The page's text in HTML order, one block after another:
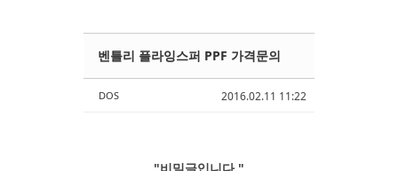
2016.02.11 11:22
벤틀리 플라잉스퍼 PPF 가격문의
DOS
"비밀글입니다."
Sketchbook5, 스케치북5
Sketchbook5, 스케치북5